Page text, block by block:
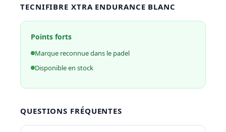
TECNIFIBRE XTRA ENDURANCE BLANC
Points forts
Marque reconnue dans le padel
Disponible en stock
QUESTIONS FRÉQUENTES